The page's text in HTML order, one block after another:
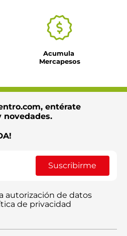
Acumula
Mercapesos
entérate
novedades.
Suscribirme
autorización de datos
de privacidad